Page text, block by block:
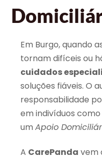
Em Burgo, quando
tornam difíceis ou
cuidados
soluções fiáveis. O
responsabilidade
em indivíduos
um Apoio
A CarePanda vem